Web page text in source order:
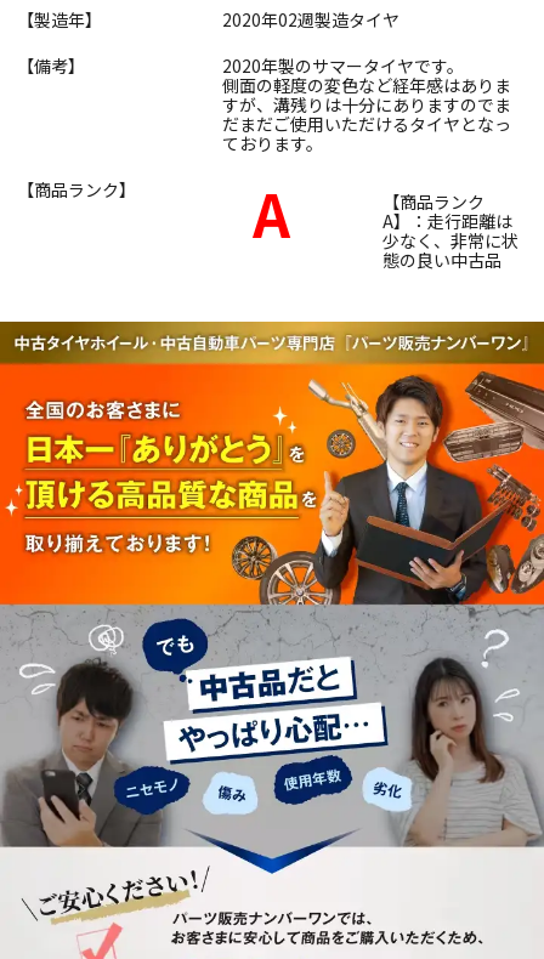
【製造年】
2020年02週製造タイヤ
【備考】
2020年製のサマータイヤです。
側面の軽度の変色など経年感はありま
すが、溝残りは十分にありますのでま
だまだご使用いただけるタイヤとなっ
ております。
【商品ランク】
A
【商品ランク
A】：走行距離は
少なく、非常に状
態の良い中古品